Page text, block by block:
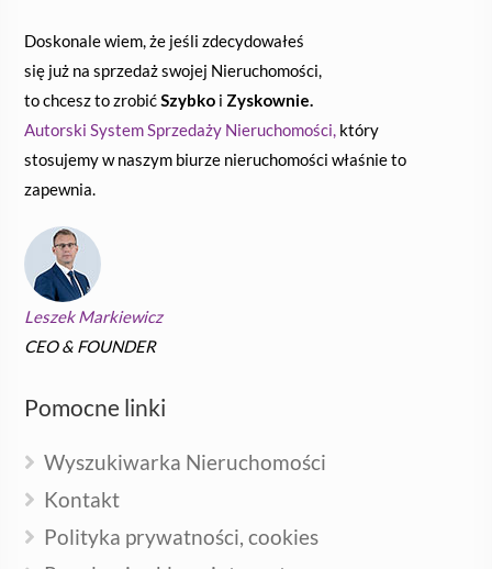
Doskonale wiem, że jeśli zdecydowałeś
się już na sprzedaż swojej Nieruchomości,
to chcesz to zrobić Szybko i Zyskownie.
Autorski System Sprzedaży Nieruchomości, który
stosujemy w naszym biurze nieruchomości właśnie to
zapewnia.
Leszek Markiewicz
CEO & FOUNDER
Pomocne linki
Wyszukiwarka Nieruchomości
Kontakt
Polityka prywatności, cookies